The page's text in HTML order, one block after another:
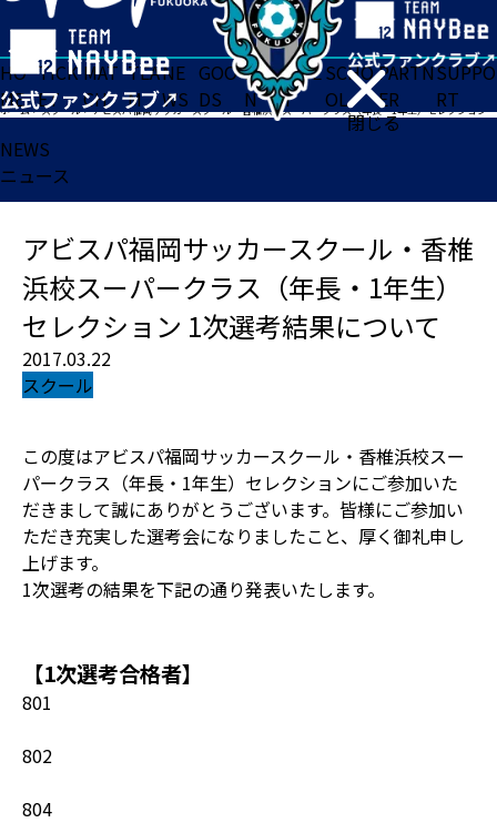
閉じる
HO
ME
TICK
ET
MAT
CH
TEA
M
NE
WS
GOO
DS
FA
N
ACADE
MY
SCHO
OL
PARTN
ER
SUPPO
RT
ホーム>スクール>アビスパ福岡サッカースクール・香椎浜校スーパークラス（年長・1年生）セレクション 1次選考結果について
NEWS
ニュース
アビスパ福岡サッカースクール・香椎
浜校スーパークラス（年長・1年生）
セレクション 1次選考結果について
2017.03.22
スクール
この度はアビスパ福岡サッカースクール・香椎浜校スー
パークラス（年長・1年生）セレクションにご参加いた
だきまして誠にありがとうございます。皆様にご参加い
ただき充実した選考会になりましたこと、厚く御礼申し
上げます。
1次選考の結果を下記の通り発表いたします。
【1次選考合格者】
801
802
804